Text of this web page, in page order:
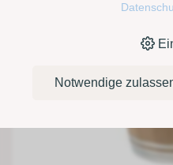
Notwendige